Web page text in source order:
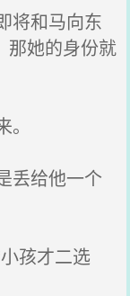
将和马向东
那她的身份就
丢给他一个
孩才二选